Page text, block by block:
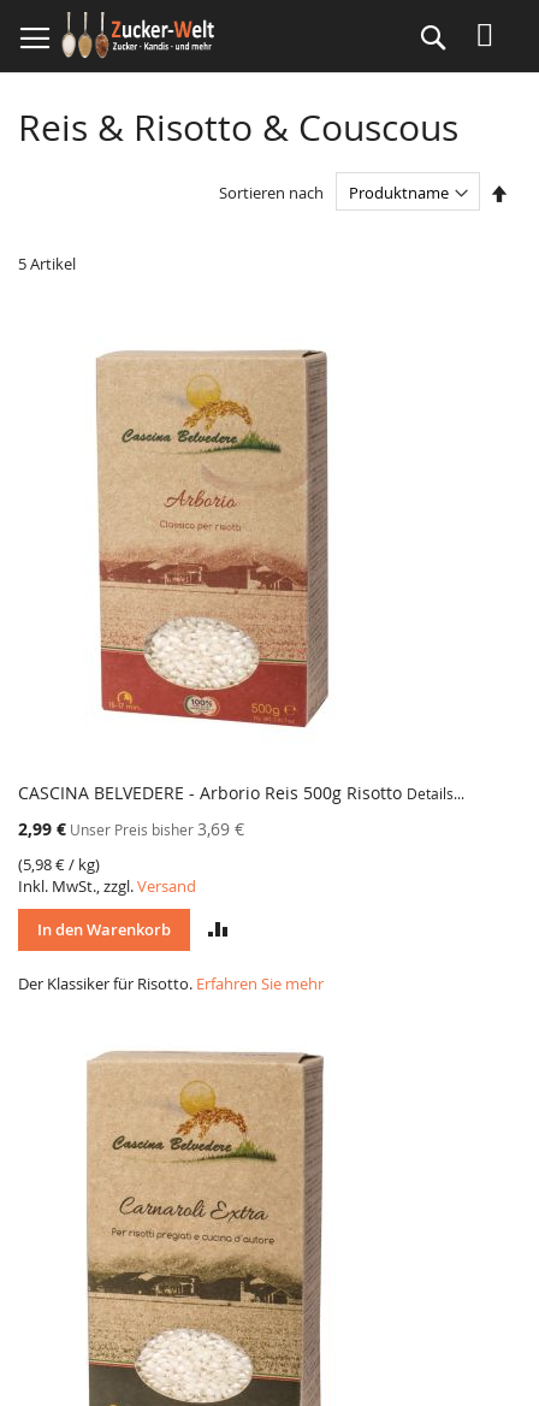
zum
Inhalt
Suche
Reis & Risotto & Couscous
5Artikel
Sortieren nach
CASCINA BELVEDERE - Arborio Reis 500g Risotto Details...
Sonderangebot
2,99 € Unser Preis bisher3,69 €
(5,98 €/ kg)
Inkl. MwSt., zzgl.Versand
In den Warenkorb
VERGLEICH
Der Klassiker für Risotto. Erfahren Sie mehr